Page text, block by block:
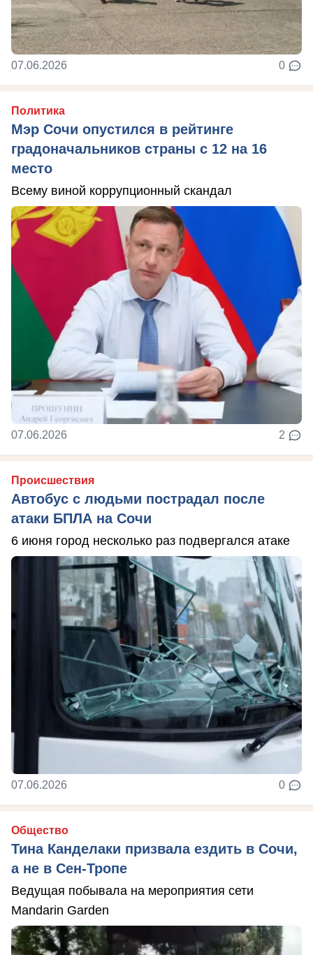
07.06.2026 0
Политика
Мэр Сочи опустился в рейтинге
градоначальников страны с 12 на 16
место
Всему виной коррупционный скандал
07.06.2026 2
Происшествия
Автобус с людьми пострадал после
атаки БПЛА на Сочи
6 июня город несколько раз подвергался атаке
07.06.2026 0
Общество
Тина Канделаки призвала ездить в Сочи,
а не в Сен-Тропе
Ведущая побывала на мероприятия сети
Mandarin Garden